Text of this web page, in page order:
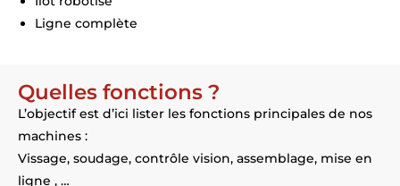
Ligne complète
Quelles fonctions ?
L’objectif est d’ici lister les fonctions principales de nos
machines :
Vissage, soudage, contrôle vision, assemblage, mise en
ligne , …